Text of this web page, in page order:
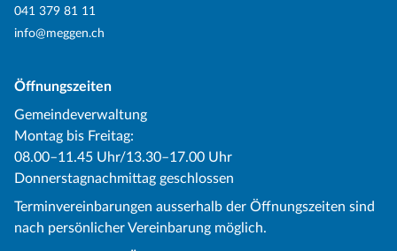
041 379 81 11
info@meggen.ch
Öffnungszeiten
Gemeindeverwaltung
Montag bis Freitag:
08.00–11.45 Uhr/13.30–17.00 Uhr
Donnerstagnachmittag geschlossen
Terminvereinbarungen ausserhalb der Öffnungszeiten sind
nach persönlicher Vereinbarung möglich.